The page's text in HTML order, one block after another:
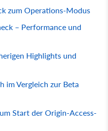
zum Operations-Modus
– Performance und
Highlights und
im Vergleich zur Beta
Start der Origin-Access-